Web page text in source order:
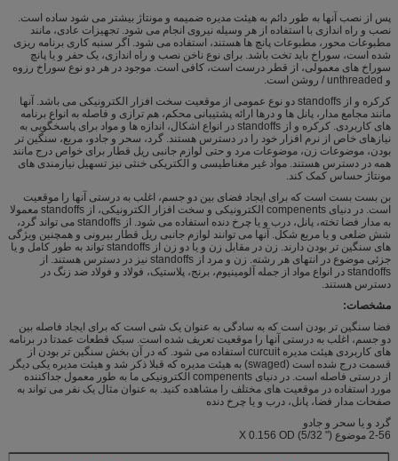
پس از نصب آنها به طور دائم به هیئت مدیره ضمیمه و مونتاژ بیشتر می شود ساده است.
نصب و راه اندازی با استفاده از هر وسیله نیروی انجام می شود. تجهیزات عادی، مانند
مطبوعات محور، مطبوعات پانچ ها هستند، استفاده می شود. اگر سنبه کاری برنامه ریزی
شده است، سوراخ باید تخت باشد. برای نوع ناخن نصب و راه اندازی، یک حفر و یا پانچ
سوراخ های معمولی، از قطر درست است، کافی است. موجود در هر دو نوع سوراخ رزوه
و unthreaded / روشن است.
کرکره و از standoffs دو نوع عمومی از موقعیت سخت افزار الکترونیکی می باشد. آنها
مانند مجامع مدار، پانل ها و درها ارائه پشتیبانی محکم، هم ترازی و فاصله به انواع برنامه
های کاربردی. کرکره و از standoffs در انواع اشکال، اندازه ها و مواد برای پاسخگویی به
نیازهای خاص از نرم افزار خود را در دسترس هستند. گرد، سحر و جادو، مربع، سنگین تر
بودن، موضوعات زن، موضوعات مرد و حتی لوازم جانبی ریل قطار برای خواص درج مانند
همه در دسترس هستند. مواد غیر مغناطیسی و الکتریکی خنثی نیز تسهیل نیازمندی های
مونتاژ حساس کمک کند.
بن بست بست است که برای ایجاد فضای بین دو جسم، اغلب به درستی آنها را موقعیت
است. در دنیای compenents الکترونیکی و سخت افزار الکترونیکی، از standoffs معمولا
به مدار فضا تخته، پانل، درب و یا چرخ دنده استفاده می شود. از standoffs می تواند گرد،
شش ضلعی و یا مربع شکل. آنها می توانند لوازم جانبی ریل قطار بیرونی و همچنین ویژگی
های سنگین تر بودن دارند. زن در مقابل زن و یا دو زن از standoffs تواند به طور کامل و یا
جزئی موضوع در انتهای هر رشته. زن و مرد از standoffs نیز در دسترس هستند. از
standoffs در انواع مواد از جمله آلومینیوم، برنج، پلاستیک، فولاد و فولاد ضد زنگ در
دسترس هستند.
مشخصات:
فضا سنگین تر بودن است که به سادگی به عنوان یک شی است که برای ایجاد فاصله بین
دو جسم، اغلب به درستی آنها را موقعیت تعریف شده است. سبک قطعات عمدتا در برنامه
های کاربردی هیئت مدیره curcuit استفاده می شود. که در آن بخش سنگین تر بودن از
قسمت درج شده است (swaged) به هیئت مدیره که قبلا ذکر شد و هیئت مدیره یکی دیگر
از درستی فاصله است. در دنیای compenents الکترونیکی ما به طور معمول جداکننده
مورد استفاده در موقعیت های مختلف را مشاهده کنید. به عنوان مثال یک نفر می تواند به
صفحات مدار فضا، پانل، درب و یا چرخ دنده
گرد و یا سحر و جادو
2-56 موضوع X 0.156 OD (5/32 ")